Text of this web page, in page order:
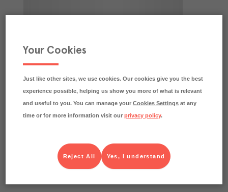
Your Cookies
Just like other sites, we use cookies. Our cookies give you the best
experience possible, helping us show you more of what is relevant
and useful to you. You can manage yourCookies Settings at any
time or for more information visit ourprivacy policy.
Yes, I understand
Reject All